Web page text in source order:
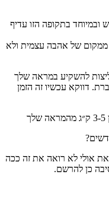
בתקופה הזו עדיף
ממקום של אהבה עצמית ולא
להשקיע במראה שלך
דווקא עכשיו זה הזמן
אולי לא רואה את זה ככה
כן להרשם.